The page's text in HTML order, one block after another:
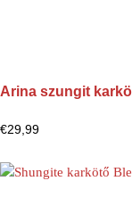
Arina szungit
€29,99